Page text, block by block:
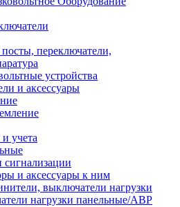
переключатели,
устройства
и аксессуары
учета
и аксессуары к ним
выключатели нагрузки
нагрузки панельные/АВР